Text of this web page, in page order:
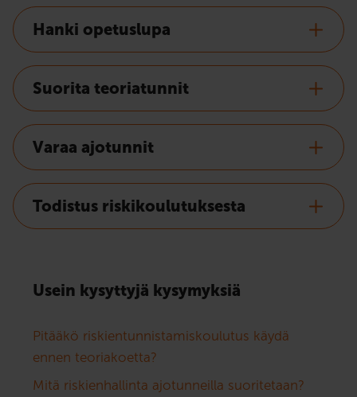
Hanki opetuslupa
Suorita teoriatunnit
Varaa ajotunnit
Todistus riskikoulutuksesta
Usein kysyttyjä kysymyksiä
Pitääkö riskientunnistamiskoulutus käydä
ennen teoriakoetta?
Mitä riskienhallinta ajotunneilla suoritetaan?